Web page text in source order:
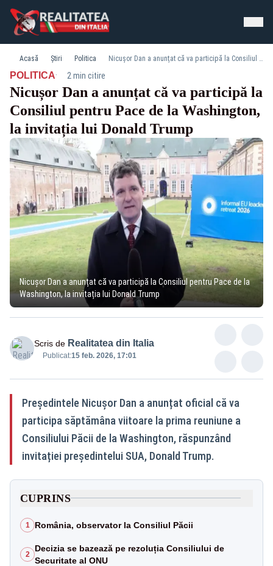
Acasă Știri Politica Nicușor Dan a anunțat că va participă la Consiliul pentru Pace de la Washington, la invitația lui Donald Trump
POLITICA· 2 min citire
Nicușor Dan a anunțat că va participă la
Consiliul pentru Pace de la Washington,
la invitația lui Donald Trump
Nicușor Dan a anunțat că va participă la Consiliul pentru Pace de la
Washington, la invitația lui Donald Trump
Scris de Realitatea din Italia
Publicat:15 feb. 2026, 17:01
Președintele Nicușor Dan a anunțat oficial că va
participa săptămâna viitoare la prima reuniune a
Consiliului Păcii de la Washington, răspunzând
invitației președintelui SUA, Donald Trump.
CUPRINS
1 România, observator la Consiliul Păcii
2
Decizia se bazează pe rezoluția Consiliului de
Securitate al ONU